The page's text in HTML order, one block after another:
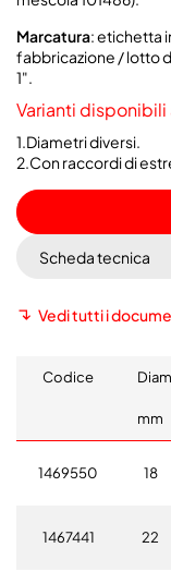
Marcatura: etichetta
fabbricazione / lotto
1".
Varianti disponibili
1.Diametri diversi.
2.Con raccordi di
Scheda tecnica
Vedi tutti i
Codice
mm
1469550 18
1467441 22